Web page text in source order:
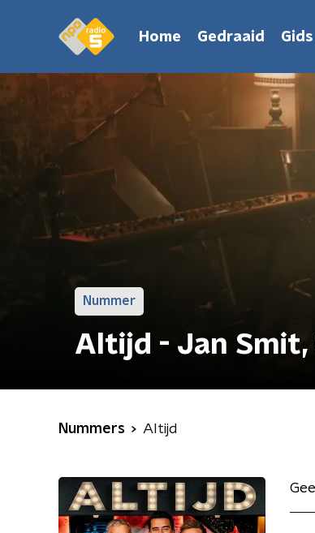
Home Gedraaid Gids
Nummer
Altijd - Jan Smit,
Nummers Altijd